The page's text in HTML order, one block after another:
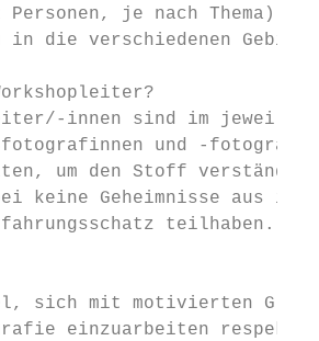
je nach Thema),
die verschiedenen
innen sind im
und -
um den Stoff
keine Geheimnisse aus
teilhaben.
sich mit motivierten
einzuarbeiten